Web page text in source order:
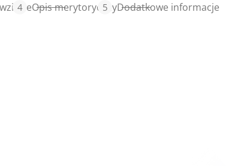
Opis merytorycznyDodatkowe informacje